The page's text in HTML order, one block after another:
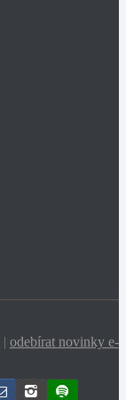
| odebírat novinky e-